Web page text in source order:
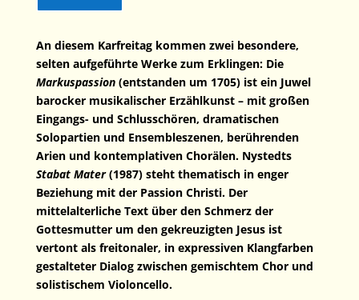
An diesem Karfreitag kommen zwei besondere,
selten aufgeführte Werke zum Erklingen: Die
Markuspassion(entstanden um 1705) ist ein Juwel
barocker musikalischer Erzählkunst – mit großen
Eingangs- und Schlusschören, dramatischen
Solopartien und Ensembleszenen, berührenden
Arien und kontemplativen Chorälen. Nystedts
Stabat Mater(1987) steht thematisch in enger
Beziehung mit der Passion Christi. Der
mittelalterliche Text über den Schmerz der
Gottesmutter um den gekreuzigten Jesus ist
vertont als freitonaler, in expressiven Klangfarben
gestalteter Dialog zwischen gemischtem Chor und
solistischem Violoncello.